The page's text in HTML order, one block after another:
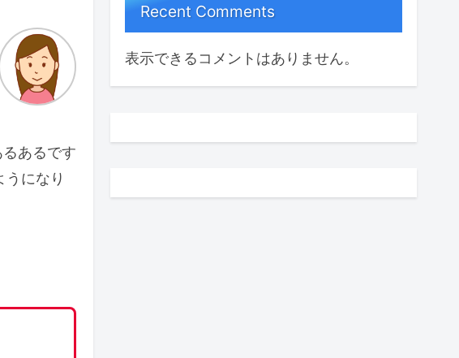
あるです
になり
Recent Comments
表示できるコメントはありません。